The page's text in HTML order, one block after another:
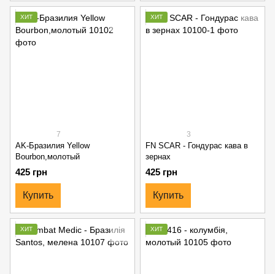
ХИТ
7
AK-Бразилия Yellow
Bourbon,молотый
425 грн
Купить
ХИТ
3
FN SCAR - Гондурас кава в
зернах
425 грн
Купить
ХИТ ХИТ